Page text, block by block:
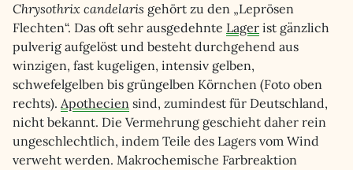
Chrysothrix candelaris gehört zu den „Leprösen
Flechten“. Das oft sehr ausgedehnte Lager ist gänzlich
pulverig aufgelöst und besteht durchgehend aus
winzigen, fast kugeligen, intensiv gelben,
schwefelgelben bis grüngelben Körnchen (Foto oben
rechts). Apothecien sind, zumindest für Deutschland,
nicht bekannt. Die Vermehrung geschieht daher rein
ungeschlechtlich, indem Teile des Lagers vom Wind
verweht werden. Makrochemische Farbreaktion